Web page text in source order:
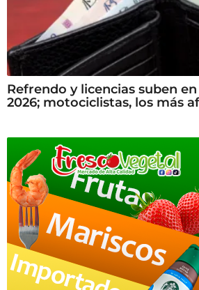
Refrendo y licencias suben
2026; motociclistas, los más